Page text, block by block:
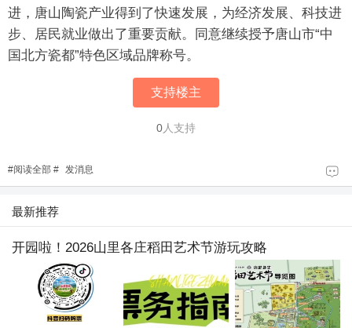
进，唐山陶瓷产业得到了快速发展，为经济发展、科技进
步、居民就业做出了重要贡献。同意继续授予唐山市“中
国北方瓷都”特色区域品牌称号。
支持楼主
0人支持
#阅读全部 # 发消息
最新推荐
开园啦！2026山里各庄稻田艺术节游玩攻略